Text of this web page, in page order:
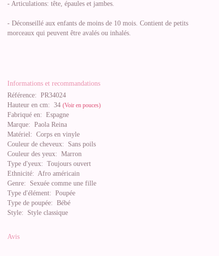
- Articulations: tête, épaules et jambes.
- Déconseillé aux enfants de moins de 10 mois. Contient de petits
morceaux qui peuvent être avalés ou inhalés.
Informations et recommandations
Référence: PR34024
Hauteur en cm: 34 (Voir en pouces)
Fabriqué en: Espagne
Marque: Paola Reina
Matériel: Corps en vinyle
Couleur de cheveux: Sans poils
Couleur des yeux: Marron
Type d'yeux: Toujours ouvert
Ethnicité: Afro américain
Genre: Sexuée comme une fille
Type d'élément: Poupée
Type de poupée: Bébé
Style: Style classique
Avis